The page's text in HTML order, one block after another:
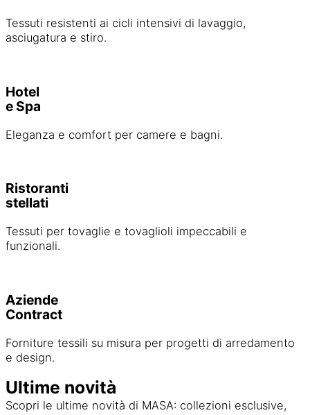
Tessuti resistenti ai cicli intensivi di lavaggio,
asciugatura e stiro.
Hotel
e Spa
Eleganza e comfort per camere e bagni.
Ristoranti
stellati
Tessuti per tovaglie e tovaglioli impeccabili e
funzionali.
Aziende
Contract
Forniture tessili su misura per progetti di arredamento
e design.
Ultime novità
Scopri le ultime novità di MASA: collezioni esclusive,